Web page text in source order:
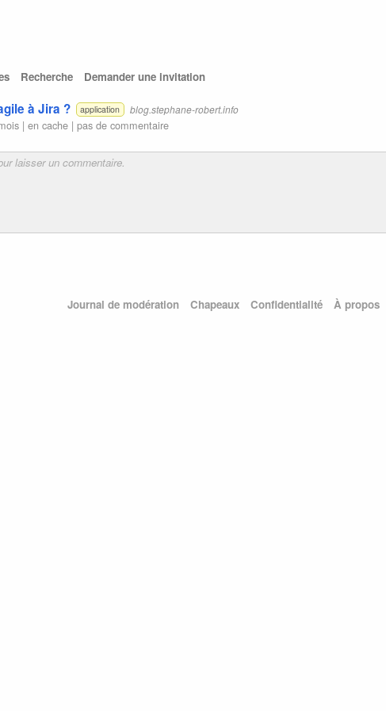
Recherche Demander une invitation
à Jira ? application blog.stephane-robert.info
|en cache |pas de commentaire
Journal de modération Chapeaux Confidentialité À propos